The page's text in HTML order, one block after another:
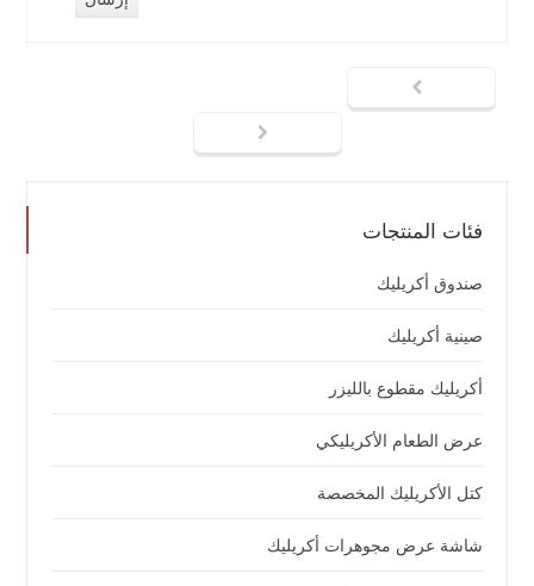
فئات المنتجات
صندوق أكريليك
صينية أكريليك
أكريليك مقطوع بالليزر
عرض الطعام الأكريليكي
كتل الأكريليك المخصصة
شاشة عرض مجوهرات أكريليك